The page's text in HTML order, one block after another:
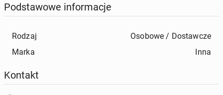
Podstawowe informacje
Rodzaj
Osobowe / Dostawcze
Marka
Inna
Kontakt